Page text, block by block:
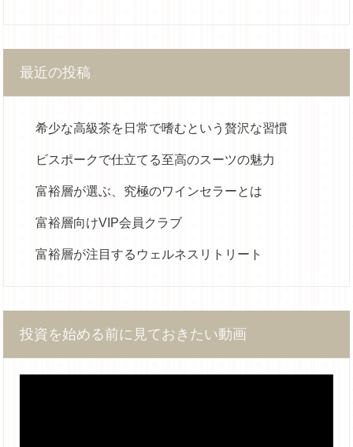
最近の投稿
希少な高級茶を日常で嗜むという贅沢な習慣
ビスポークで仕立てる至高のスーツの魅力
富裕層が選ぶ、究極のワインセラーとは
富裕層向けVIP会員クラブ
富裕層が注目するウェルネスリトリート
投資を始める前に見ておきたい動画